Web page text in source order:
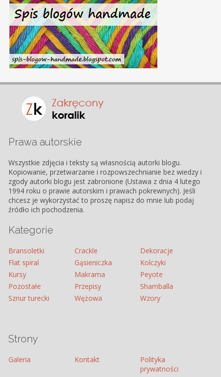
Prawa autorskie
Wszystkie zdjęcia i teksty są własnością autorki blogu.
Kopiowanie, przetwarzanie i rozpowszechnianie bez wiedzy i
zgody autorki blogu jest zabronione (Ustawa z dnia 4 lutego
1994 roku o prawie autorskim i prawach pokrewnych). Jeśli
chcesz je wykorzystać to proszę napisz do mnie lub podaj
źródło ich pochodzenia.
Kategorie
Bransoletki Crackle
Dekoracje
Flat spiral
Gąsieniczka
Kolczyki
Kursy
Makrama
Peyote
Pozostałe
Przepisy
Shamballa
Sznur turecki
Wężowa Wzory
Strony
Galeria Kontakt
Polityka
prywatności